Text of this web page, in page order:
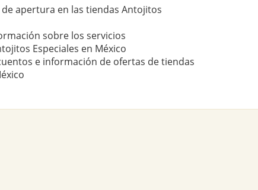
apertura en las tiendas Antojitos
sobre los servicios
Especiales en México
e información de ofertas de tiendas